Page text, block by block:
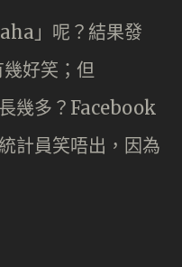
」呢？結果發
好笑；但
幾多？Facebook
計員笑唔出，因為